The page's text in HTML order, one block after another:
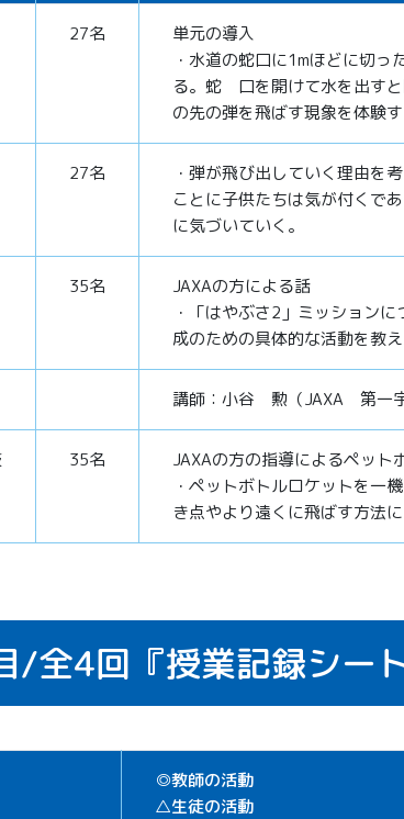
27名
単元の導入
・水道の蛇口に1mほどに切
る。蛇 口を開けて水を出す
の先の弾を飛ばす現象を体験
27名
・弾が飛び出していく理由を
ことに子供たちは気が付くで
に気づいていく。
35名
JAXAの方による話
・「はやぶさ2」ミッション
成のための具体的な活動を
講師：小谷 勲（JAXA 第一宇
35名
JAXAの方の指導によるペット
・ペットボトルロケットを一
き点やより遠くに飛ばす方法
/全4回 『授業記録シー
◎教師の活動
△生徒の活動